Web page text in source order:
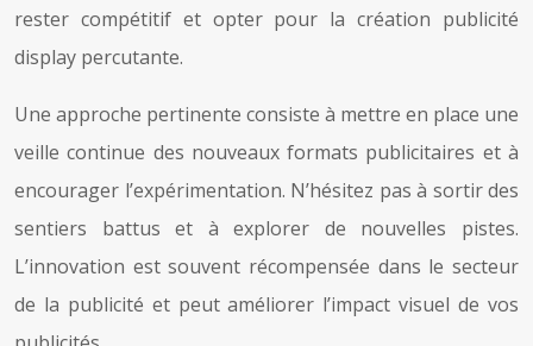
rester compétitif et opter pour la création publicité
display percutante.
Une approche pertinente consiste à mettre en place une
veille continue des nouveaux formats publicitaires et à
encourager l’expérimentation. N’hésitez pas à sortir des
sentiers battus et à explorer de nouvelles pistes.
L’innovation est souvent récompensée dans le secteur
de la publicité et peut améliorer l’impact visuel de vos